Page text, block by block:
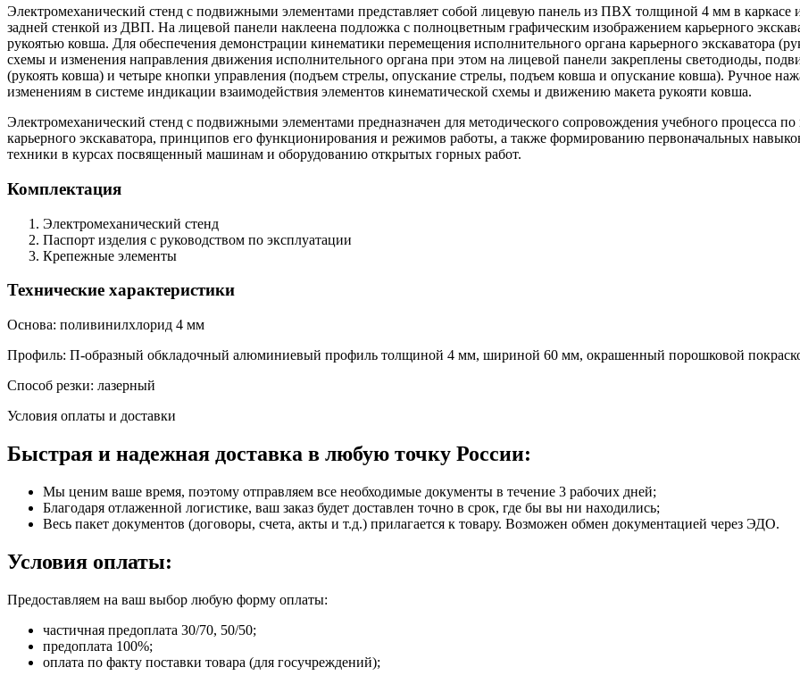
Электромеханический стенд с подвижными элементами представляет собой лицевую панель из ПВХ толщиной 4 мм в
задней стенкой из ДВП. На лицевой панели наклеена подложка с полноцветным графическим изображением карьерного
рукоятью ковша. Для обеспечения демонстрации кинематики перемещения исполнительного органа карьерного экскаватора
схемы и изменения направления движения исполнительного органа при этом на лицевой панели закреплены светодиоды,
(рукоять ковша) и четыре кнопки управления (подъем стрелы, опускание стрелы, подъем ковша и опускание ковша). Ручное
изменениям в системе индикации взаимодействия элементов кинематической схемы и движению макета рукояти ковша.
Электромеханический стенд с подвижными элементами предназначен для методического сопровождения учебного процесса
карьерного экскаватора, принципов его функционирования и режимов работы, а также формированию первоначальных
техники в курсах посвященный машинам и оборудованию открытых горных работ.
Комплектация
Электромеханический стенд
Паспорт изделия с руководством по эксплуатации
Крепежные элементы
Технические характеристики
Основа: поливинилхлорид 4 мм
Профиль: П-образный обкладочный алюминиевый профиль толщиной 4 мм, шириной 60 мм, окрашенный порошковой
Способ резки: лазерный
Условия оплаты и доставки
Быстрая и надежная доставка в любую точку России:
Мы ценим ваше время, поэтому отправляем все необходимые документы в течение 3 рабочих дней;
Благодаря отлаженной логистике, ваш заказ будет доставлен точно в срок, где бы вы ни находились;
Весь пакет документов (договоры, счета, акты и т.д.) прилагается к товару. Возможен обмен документацией через ЭДО.
Условия оплаты:
Предоставляем на ваш выбор любую форму оплаты:
частичная предоплата 30/70, 50/50;
предоплата 100%;
оплата по факту поставки товара (для госучреждений);